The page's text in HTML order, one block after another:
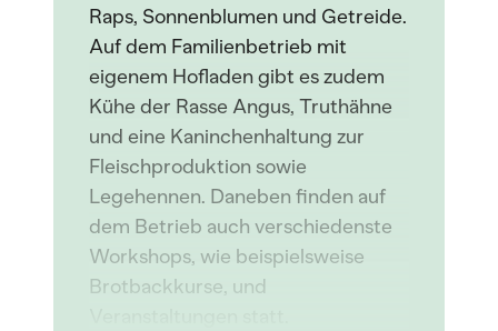
Raps, Sonnenblumen und Getreide.
Auf dem Familienbetrieb mit
eigenem Hofladen gibt es zudem
Kühe der Rasse Angus, Truthähne
und eine Kaninchenhaltung zur
Fleischproduktion sowie
Legehennen. Daneben finden auf
dem Betrieb auch verschiedenste
Workshops, wie beispielsweise
Brotbackkurse, und